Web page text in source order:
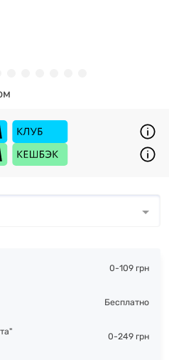
0-109 грн
Бесплатно
0-249 грн